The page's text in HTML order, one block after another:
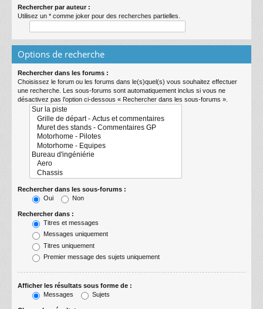
Rechercher par auteur :
Utilisez un * comme joker pour des recherches partielles.
Options de recherche
Rechercher dans les forums :
Choisissez le forum ou les forums dans le(s)quel(s) vous souhaitez effectuer
une recherche. Les sous-forums sont automatiquement inclus si vous ne
désactivez pas l’option ci-dessous « Rechercher dans les sous-forums ».
Rechercher dans les sous-forums :
Oui
Non
Rechercher dans :
Titres et messages
Messages uniquement
Titres uniquement
Premier message des sujets uniquement
Afficher les résultats sous forme de :
Messages
Sujets